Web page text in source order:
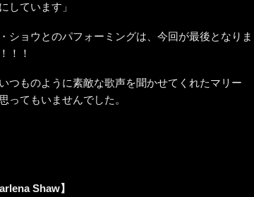
しています」
ショウとのパフォーミングは、今回が最後となりま
！！
つものように素敵な歌声を聞かせてくれたマリー
ってもいませんでした。
Shaw】